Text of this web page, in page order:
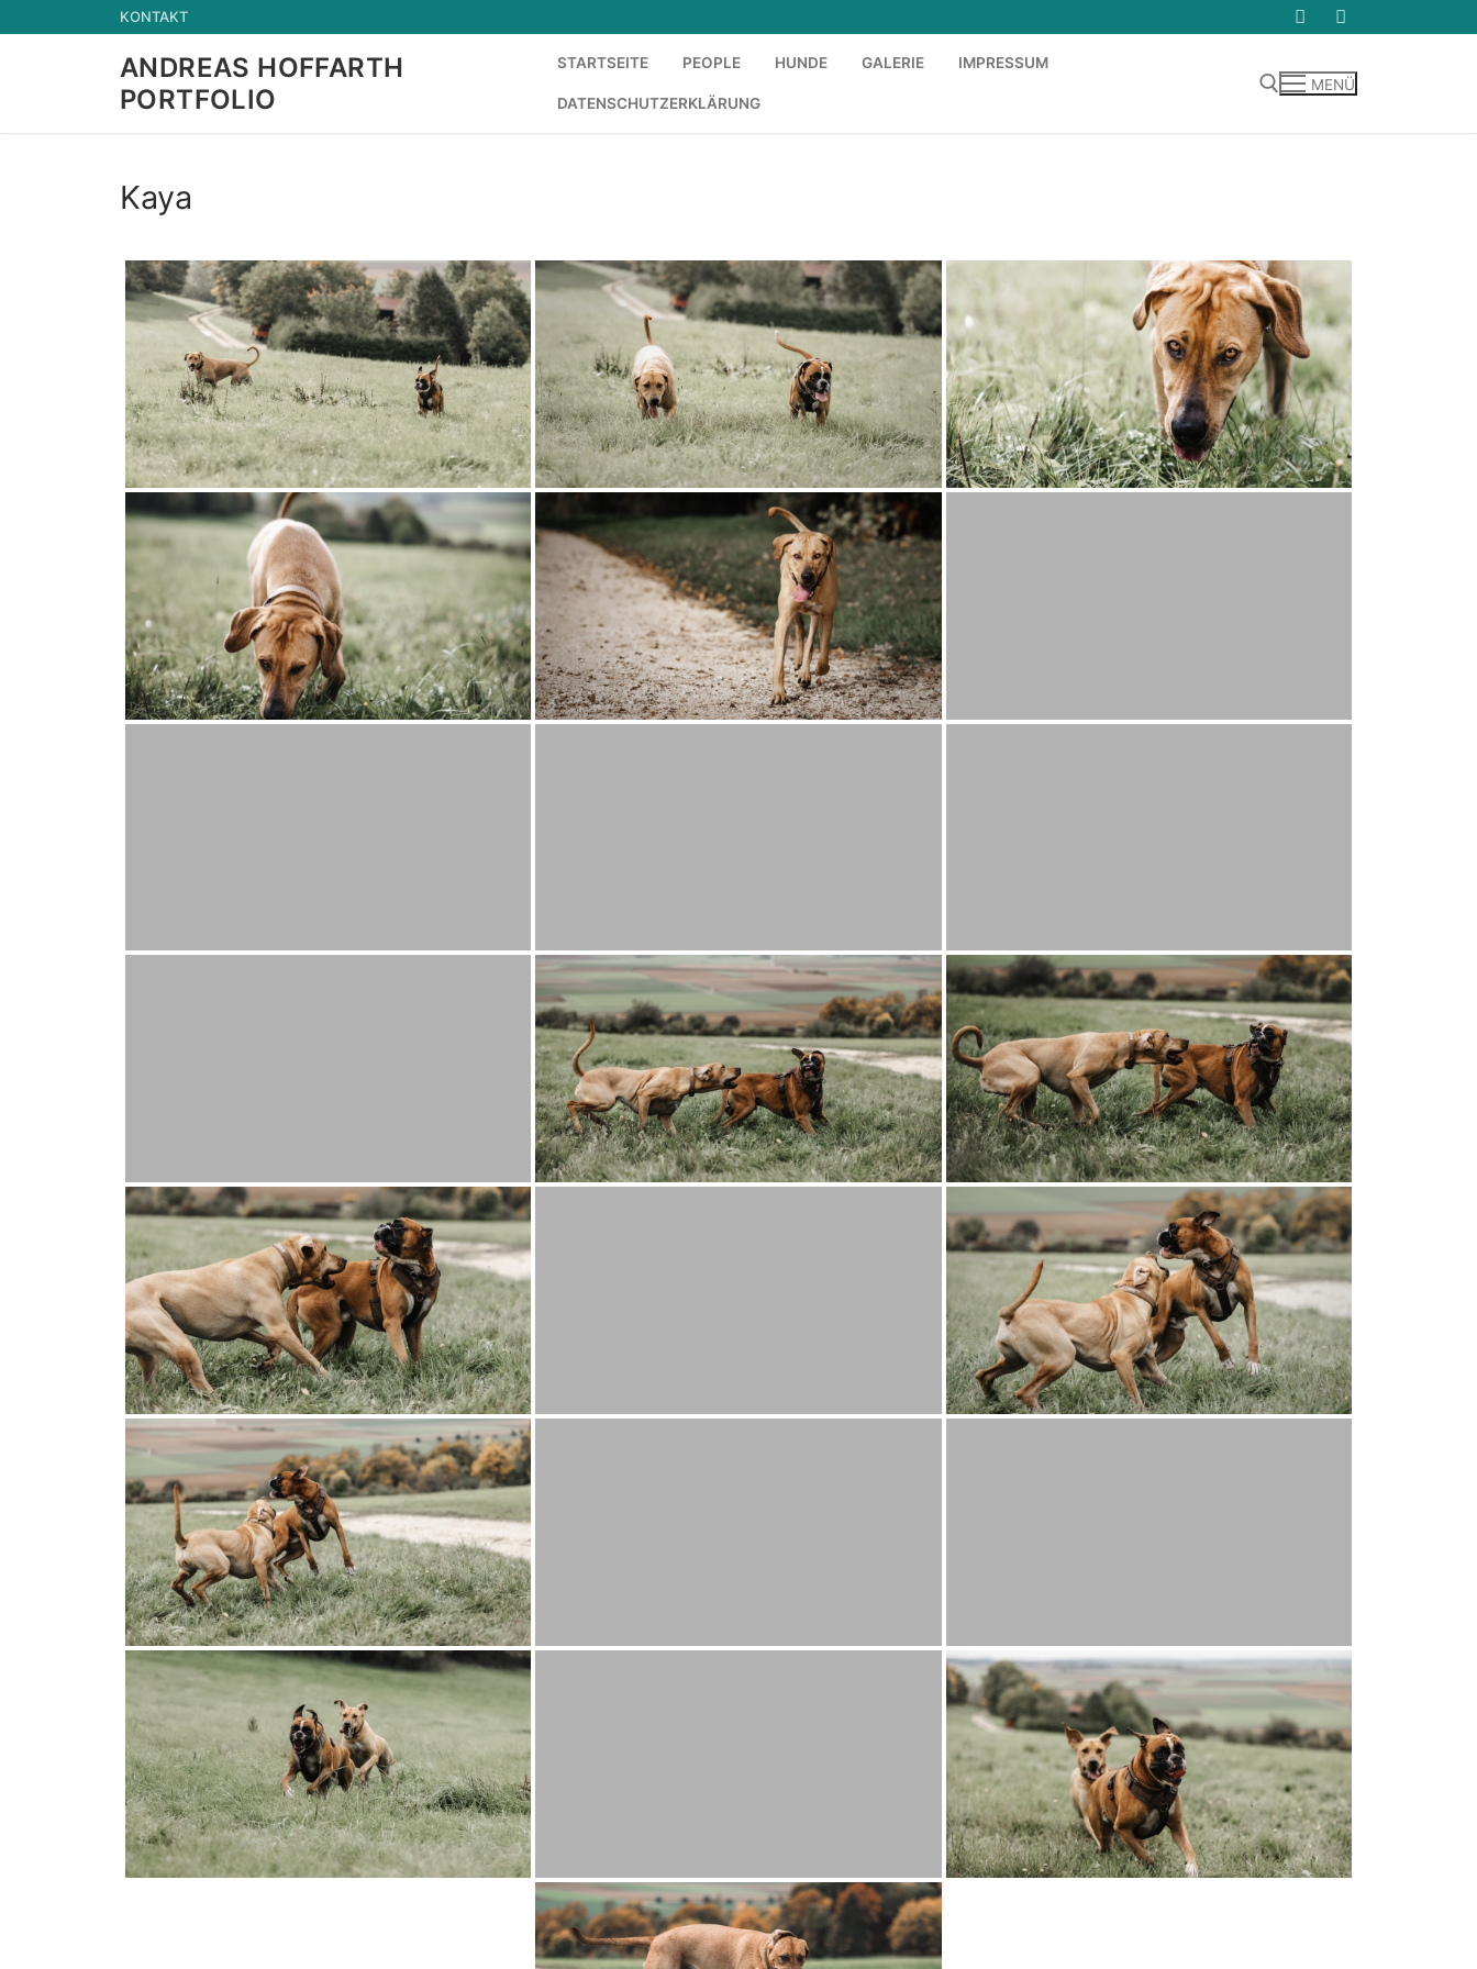
Inhalt
KONTAKT
ANDREAS HOFFARTH
PORTFOLIO
STARTSEITE PEOPLE HUNDE GALERIE IMPRESSUM
DATENSCHUTZERKLÄRUNG
MENÜ
Kaya